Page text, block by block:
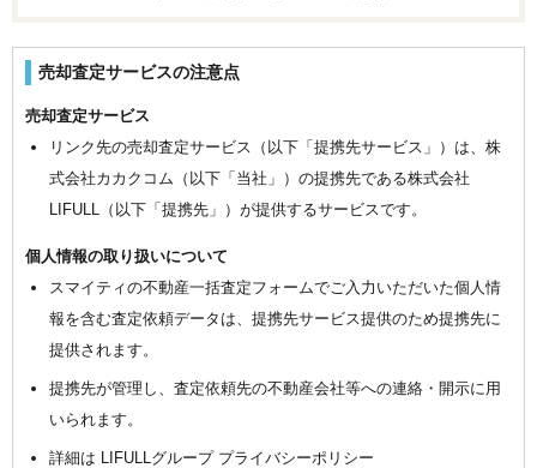
売却査定サービスの注意点
売却査定サービス
リンク先の売却査定サービス（以下「提携先サービス」）は、株
式会社カカクコム（以下「当社」）の提携先である株式会社
LIFULL（以下「提携先」）が提供するサービスです。
個人情報の取り扱いについて
スマイティの不動産一括査定フォームでご入力いただいた個人情
報を含む査定依頼データは、提携先サービス提供のため提携先に
提供されます。
提携先が管理し、査定依頼先の不動産会社等への連絡・開示に用
いられます。
詳細は LIFULLグループ プライバシーポリシー